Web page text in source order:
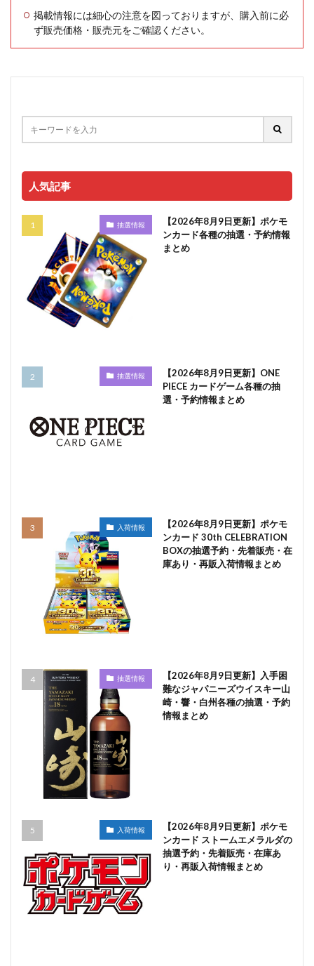
掲載情報には細心の注意を図っておりますが、購入前に必
ず販売価格・販売元をご確認ください。
人気記事
抽選情報
【2026年8月9日更新】ポケモ
ンカード各種の抽選・予約情報
まとめ
抽選情報
【2026年8月9日更新】ONE
PIECE カードゲーム各種の抽
選・予約情報まとめ
入荷情報
【2026年8月9日更新】ポケモ
ンカード 30th CELEBRATION
BOXの抽選予約・先着販売・在
庫あり・再販入荷情報まとめ
抽選情報
【2026年8月9日更新】入手困
難なジャパニーズウイスキー山
崎・響・白州各種の抽選・予約
情報まとめ
入荷情報
【2026年8月9日更新】ポケモ
ンカード ストームエメラルダの
抽選予約・先着販売・在庫あ
り・再販入荷情報まとめ